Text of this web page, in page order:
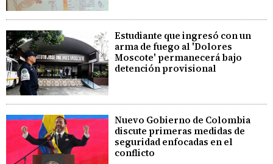
Estudiante que ingresó con un
arma de fuego al 'Dolores
Moscote' permanecerá bajo
detención provisional
Nuevo Gobierno de Colombia
discute primeras medidas de
seguridad enfocadas en el
conflicto